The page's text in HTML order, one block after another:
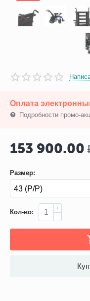
Оплата
Подробности промо-
153 900.00
Размер:
Кол-во:
+
−